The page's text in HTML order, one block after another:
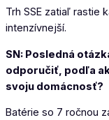
Trh SSE zatiaľ rastie
intenzívnejší.
SN: Posledná
odporučiť, podľa
svoju domácnosť?
Batérie so 7 ročnou